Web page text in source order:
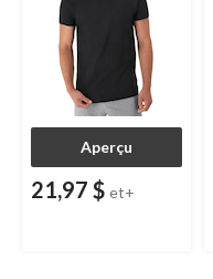
Aperçu
21,97 $ et+